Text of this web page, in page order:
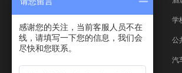
学
公
汽
感谢您的关注，当前客服人员不在
线，请填写一下您的信息，我们会
尽快和您联系。